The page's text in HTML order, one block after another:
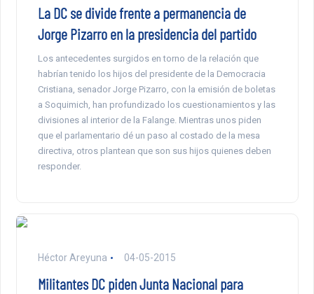
La DC se divide frente a permanencia de
Jorge Pizarro en la presidencia del partido
Los antecedentes surgidos en torno de la relación que
habrían tenido los hijos del presidente de la Democracia
Cristiana, senador Jorge Pizarro, con la emisión de boletas
a Soquimich, han profundizado los cuestionamientos y las
divisiones al interior de la Falange. Mientras unos piden
que el parlamentario dé un paso al costado de la mesa
directiva, otros plantean que son sus hijos quienes deben
responder.
Héctor Areyuna 04-05-2015
Militantes DC piden Junta Nacional para